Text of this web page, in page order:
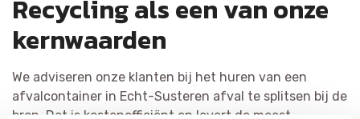
Recycling als een van onze
kernwaarden
We adviseren onze klanten bij het huren van een
afvalcontainer in Echt-Susteren afval te splitsen bij de
bron. Dat is kostenefficiënt en levert de meest